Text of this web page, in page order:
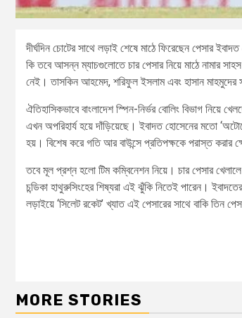
দীর্ঘদিন চোটের সাথে লড়াই শেষে মাঠে ফিরেছেন পেসার
কি তবে আসন্ন ম্যাচগুলোতে চার পেসার নিয়ে মাঠে নামার
নেই। তাসকিন আহমেদ, শরিফুল ইসলাম এবং হাসান
ঐতিহাসিকভাবে বাংলাদেশ স্পিন-নির্ভর বোলিং বিভাগ নিয়ে
এখন অপরিহার্য হয়ে দাঁড়িয়েছে। ইবাদত হোসেনের মতো
হয়। বিশেষ করে গতি আর বাউন্সে প্রতিপক্ষকে পরাস্ত করার
তবে মূল প্রশ্ন হলো টিম কম্বিনেশন নিয়ে। চার পেসার
চন্ডিকা হাথুরুসিংহের শিষ্যরা এই ঝুঁকি নিতেই পারেন।
লড়াইয়ে ‘সিলেট রকেট’ খ্যাত এই পেসারের সাথে বাকি তিন
MORE STORIES